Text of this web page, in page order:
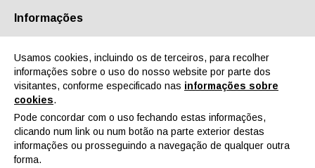
Quem Somos Parceiros Contactos Área reservada
EN IT DE ES PT
Informações
Usamos cookies, incluindo os de terceiros, para recolher
informações sobre o uso do nosso website por parte dos
visitantes, conforme especificado nas informações sobre
cookies.
Pode concordar com o uso fechando estas informações,
clicando num link ou num botão na parte exterior destas
informações ou prosseguindo a navegação de qualquer outra
forma.